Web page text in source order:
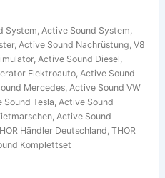
System, Active Sound System,
Active Sound Nachrüstung, V8
Active Sound Diesel,
Elektroauto, Active Sound
Mercedes, Active Sound VW
Tesla, Active Sound
Active Sound
Händler Deutschland, THOR
Komplettset